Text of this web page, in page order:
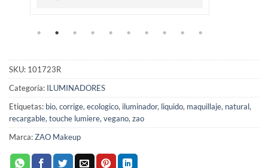
SKU: 101723R
Categoría: ILUMINADORES
Etiquetas: bio,corrige,ecologico, iluminador, liquido, maquillaje, natural,
recargable,touche lumiere,vegano,zao
Marca:ZAO Makeup